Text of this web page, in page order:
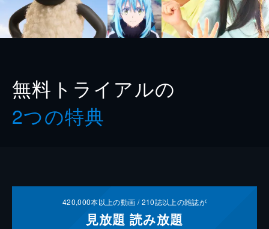
無料トライアルの
2つの特典
420,000本以上の動画 /210誌以上の雑誌が
見放題 読み放題